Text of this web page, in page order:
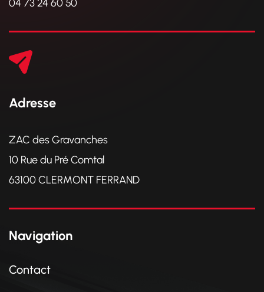
04 73 24 60 50
Adresse
ZAC des Gravanches
10 Rue du Pré Comtal
63100 CLERMONT FERRAND
Navigation
Contact